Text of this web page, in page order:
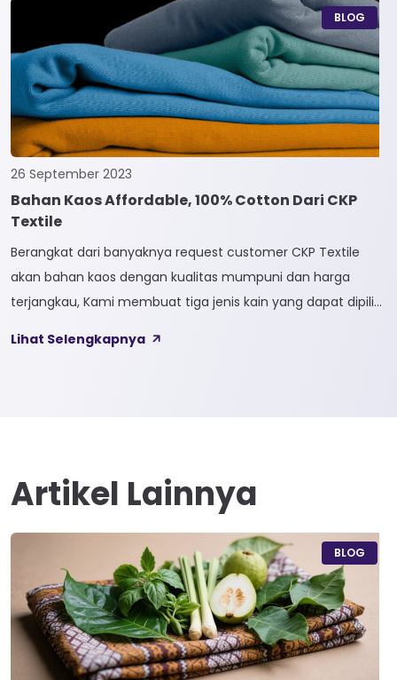
dapat digunakan sesuai kebutuhan customer. Selain itu,
kain Bycel juga diberi teknologi teranyar yakni pemberian
dua jenis […]
BLOG
26 September 2023
Bahan Kaos Affordable, 100% Cotton Dari CKP
Textile
Berangkat dari banyaknya request customer CKP Textile
akan bahan kaos dengan kualitas mumpuni dan harga
terjangkau, Kami membuat tiga jenis kain yang dapat dipilih
kain yang bahan dasarnya 100% cotton. Softcel juga sering
Lihat Selengkapnya
Artikel Lainnya
BLOG